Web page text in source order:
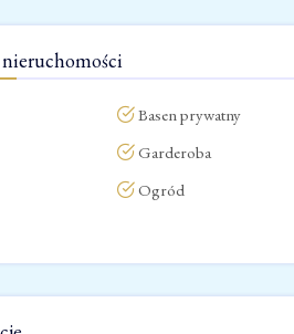
Basen prywatny
Garderoba
Ogród